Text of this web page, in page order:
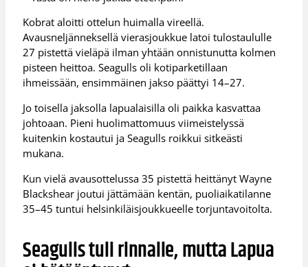
Kobrat aloitti ottelun huimalla vireellä.
Avausneljänneksellä vierasjoukkue latoi tulostaululle
27 pistettä vieläpä ilman yhtään onnistunutta kolmen
pisteen heittoa. Seagulls oli kotiparketillaan
ihmeissään, ensimmäinen jakso päättyi 14–27.
Jo toisella jaksolla lapualaisilla oli paikka kasvattaa
johtoaan. Pieni huolimattomuus viimeistelyssä
kuitenkin kostautui ja Seagulls roikkui sitkeästi
mukana.
Kun vielä avausottelussa 35 pistettä heittänyt Wayne
Blackshear joutui jättämään kentän, puoliaikatilanne
35–45 tuntui helsinkiläisjoukkueelle torjuntavoitolta.
Seagulls tuli rinnalle, mutta Lapua